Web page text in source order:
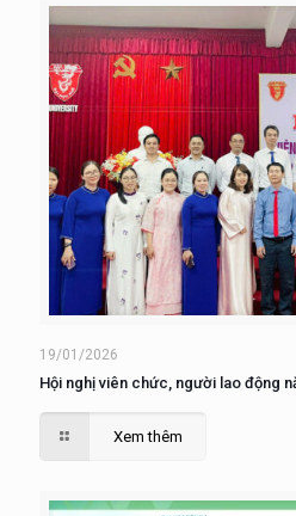
19/01/2026
Hội nghị viên chức, người lao động
Xem thêm